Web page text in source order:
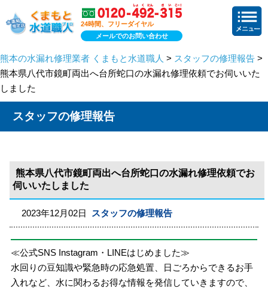
24時間、フリーダイヤル
メールでのお問い合わせ
熊本の水漏れ修理業者 くまもと水道職人 > スタッフの修理報告 >
熊本県八代市鏡町両出へ台所蛇口の水漏れ修理依頼でお伺いいた
しました
スタッフの修理報告
熊本県八代市鏡町両出へ台所蛇口の水漏れ修理依頼でお
伺いいたしました
2023年12月02日 スタッフの修理報告
≪公式SNS Instagram・LINEはじめました≫
水回りの豆知識や緊急時の応急処置、日ごろからできるお手
入れなど、水に関わるお得な情報を発信していきますので、